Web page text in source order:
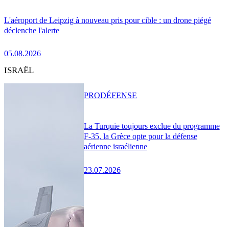
L'aéroport de Leipzig à nouveau pris pour cible : un drone piégé
déclenche l'alerte
05.08.2026
ISRAËL
La Turquie toujours exclue du programme
F-35, la Grèce opte pour la défense
aérienne israélienne
23.07.2026
PRODÉFENSE